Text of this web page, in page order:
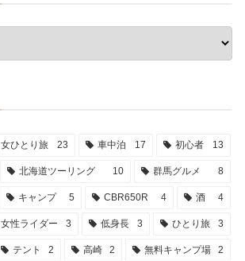
女ひとり旅 23 車中泊 17 初心者 13
北海道ツーリング 10 群馬グルメ 8
キャンプ 5 CBR650R 4 酒 4
女性ライダー 3 低身長 3 ひとり旅 3
テント 2 高崎 2 無料キャンプ場 2